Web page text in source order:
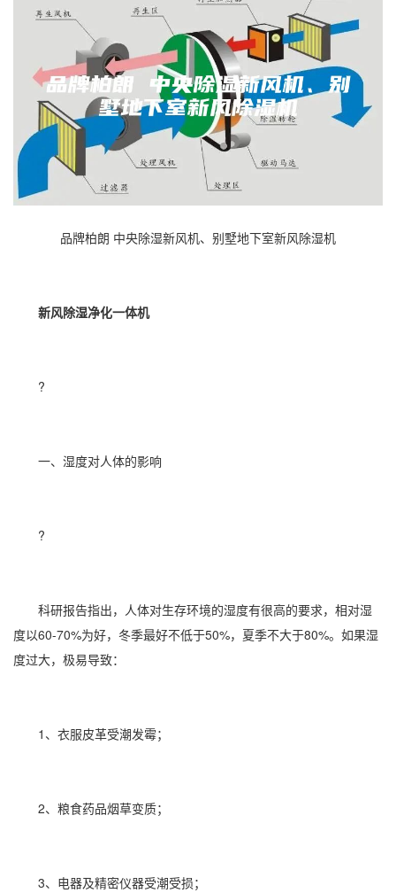
品牌柏朗 中央除湿新风机、别墅地下室新风除湿机
新风除湿净化一体机
?
一、 湿度对人体的影响
?
科研报告指出，人体对生存环境的湿度有很高的要求， 相对湿
度以60-70%为好，冬季最好不低于50%，夏季不大于80%。如果湿
度过大，极易导致：
1、衣服皮革受潮发霉；
2、粮食药品烟草变质；
3、 电器及精密仪器受潮受损；